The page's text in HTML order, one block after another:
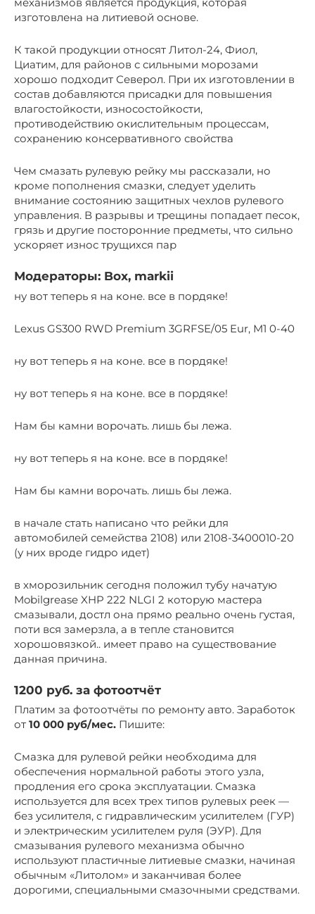
изготовлена на литиевой основе.
К такой продукции относят Литол-24, Фиол,
Циатим, для районов с сильными морозами
хорошо подходит Северол. При их изготовлении в
состав добавляются присадки для повышения
влагостойкости, износостойкости,
противодействию окислительным процессам,
сохранению консервативного свойства
Чем смазать рулевую рейку мы рассказали, но
кроме пополнения смазки, следует уделить
внимание состоянию защитных чехлов рулевого
управления. В разрывы и трещины попадает песок,
грязь и другие посторонние предметы, что сильно
ускоряет износ трущихся пар
Модераторы: Box, markii
ну вот теперь я на коне. все в пордяке!
Lехus GS300 RWD Рrеmium 3GRFSЕ/05 Eur, М1 0-40
ну вот теперь я на коне. все в пордяке!
ну вот теперь я на коне. все в пордяке!
Нам бы камни ворочать. лишь бы лежа.
ну вот теперь я на коне. все в пордяке!
Нам бы камни ворочать. лишь бы лежа.
в начале стать написано что рейки для
автомобилей семейства 2108) или 2108-3400010-20
(у них вроде гидро идет)
в хморозильник сегодня положил тубу начатую
Mobilgrease XHP 222 NLGI 2 которую мастера
смазывали, достл она прямо реально очень густая,
поти вся замерзла, а в тепле становится
хорошовязкой.. имеет право на существование
данная причина.
1200 руб. за фотоотчёт
Платим за фотоотчёты по ремонту авто. Заработок
от 10 000 руб/мес. Пишите:
Смазка для рулевой рейки необходима для
обеспечения нормальной работы этого узла,
продления его срока эксплуатации. Смазка
используется для всех трех типов рулевых реек —
без усилителя, с гидравлическим усилителем (ГУР)
и электрическим усилителем руля (ЭУР). Для
смазывания рулевого механизма обычно
используют пластичные литиевые смазки, начиная
обычным «Литолом» и заканчивая более
дорогими, специальными смазочными средствами.